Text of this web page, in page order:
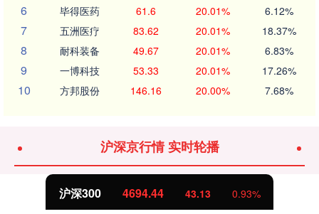
6 毕得医药 61.6 20.01% 6.12%
7 五洲医疗 83.62 20.01% 18.37%
8 耐科装备 49.67 20.01% 6.83%
9 一博科技 53.33 20.01% 17.26%
10 方邦股份 146.16 20.00% 7.68%
沪深京行情 实时轮播
沪深300 4694.44 43.13 0.93%